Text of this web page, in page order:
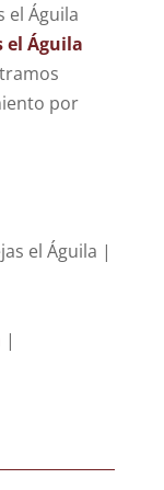
el Águila
el Águila
por
el Águila |
|